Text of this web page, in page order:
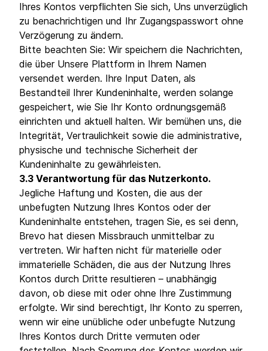
Ihres Kontos verpflichten Sie sich, Uns unverzüglich
zu benachrichtigen und Ihr Zugangspasswort ohne
Verzögerung zu ändern.
Bitte beachten Sie: Wir speichern die Nachrichten,
die über Unsere Plattform in Ihrem Namen
versendet werden. Ihre Input Daten, als
Bestandteil Ihrer Kundeninhalte, werden solange
gespeichert, wie Sie Ihr Konto ordnungsgemäß
einrichten und aktuell halten. Wir bemühen uns, die
Integrität, Vertraulichkeit sowie die administrative,
physische und technische Sicherheit der
Kundeninhalte zu gewährleisten.
3.3 Verantwortung für das Nutzerkonto.
Jegliche Haftung und Kosten, die aus der
unbefugten Nutzung Ihres Kontos oder der
Kundeninhalte entstehen, tragen Sie, es sei denn,
Brevo hat diesen Missbrauch unmittelbar zu
vertreten. Wir haften nicht für materielle oder
immaterielle Schäden, die aus der Nutzung Ihres
Kontos durch Dritte resultieren – unabhängig
davon, ob diese mit oder ohne Ihre Zustimmung
erfolgte. Wir sind berechtigt, Ihr Konto zu sperren,
wenn wir eine unübliche oder unbefugte Nutzung
Ihres Kontos durch Dritte vermuten oder